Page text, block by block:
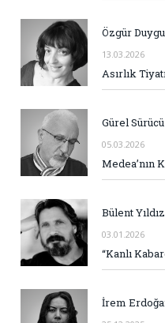
Özgür
13.03.2026
Asırlık
Gürel Sürücü
05.03.2026
Medea’nın
Bülent Yıldız
03.01.2026
“Kanlı
İrem